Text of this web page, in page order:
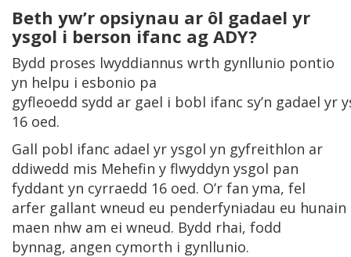
Beth yw’r opsiynau ar ôl gadael yr
ysgol i berson ifanc ag ADY?
Bydd proses lwyddiannus wrth gynllunio pontio
yn helpu i esbonio pa
gyfleoedd sydd ar gael i bobl ifanc sy’n gadael yr
16 oed.
Gall pobl ifanc adael yr ysgol yn gyfreithlon ar
ddiwedd mis Mehefin y flwyddyn ysgol pan
fyddant yn cyrraedd 16 oed. O’r fan yma, fel
arfer gallant wneud eu penderfyniadau eu hunain
maen nhw am ei wneud. Bydd rhai, fodd
bynnag, angen cymorth i gynllunio.